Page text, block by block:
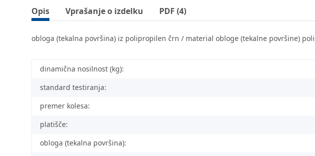
Opis Vprašanje o izdelku PDF (4)
obloga (tekalna površina) iz polipropilen črn / material obloge (tekalne površine)
dinamična nosilnost (kg):
standard testiranja:
premer kolesa:
platišče:
obloga (tekalna površina):